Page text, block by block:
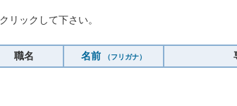
リックして下さい。
職名 名前 （フリガナ）